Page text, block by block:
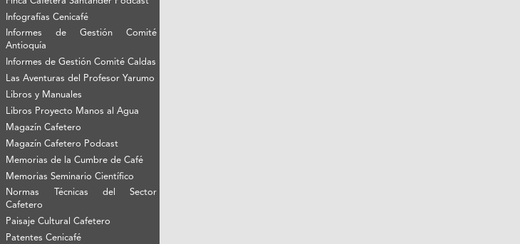
Infografías Cenicafé
Informes de Gestión Comité
Antioquía
Informes de Gestión Comité Caldas
Las Aventuras del Profesor Yarumo
Libros y Manuales
Libros Proyecto Manos al Agua
Magazín Cafetero
Magazín Cafetero Podcast
Memorias de la Cumbre de Café
Memorias Seminario Científico
Normas Técnicas del Sector
Cafetero
Paisaje Cultural Cafetero
Patentes Cenicafé